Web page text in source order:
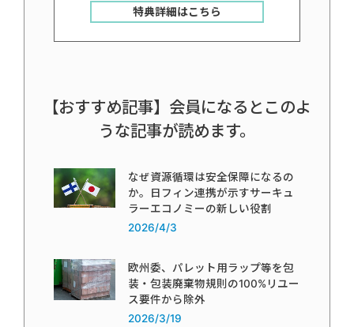
特典詳細はこちら
【おすすめ記事】会員になるとこのよ
うな記事が読めます。
なぜ資源循環は安全保障になるの
か。日フィン連携が示すサーキュ
ラーエコノミーの新しい役割
2026/4/3
欧州委、パレット用ラップ等を包
装・包装廃棄物規則の100%リユー
ス要件から除外
2026/3/19